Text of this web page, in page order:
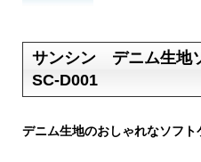
サンシン デニム生地
SC-D001
デニム生地のおしゃれなソフト